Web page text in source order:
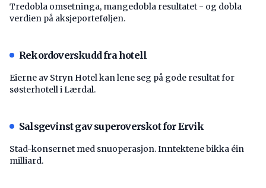
Tredobla omsetninga, mangedobla resultatet - og dobla
verdien på aksjeporteføljen.
Rekordoverskudd fra hotell
Eierne av Stryn Hotel kan lene seg på gode resultat for
søsterhotell i Lærdal.
Salsgevinst gav superoverskot for Ervik
Stad-konsernet med snuoperasjon. Inntektene bikka éin
milliard.